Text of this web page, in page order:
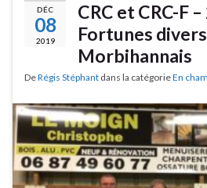
DÉC
08
2019
CRC et CRC-F
Fortunes
Morbihannais
DeRégis Stéphant dans la catégorieEn